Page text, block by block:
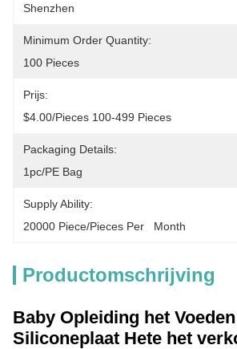
Shenzhen
Minimum Order Quantity:
100 Pieces
Prijs:
$4.00/pieces 100-499 Pieces
Packaging Details:
1pc/PE Bag
Supply Ability:
20000 Piece/Pieces Per   Month
Productomschrijving
Baby Opleiding het Voeden
Siliconeplaat Hete het